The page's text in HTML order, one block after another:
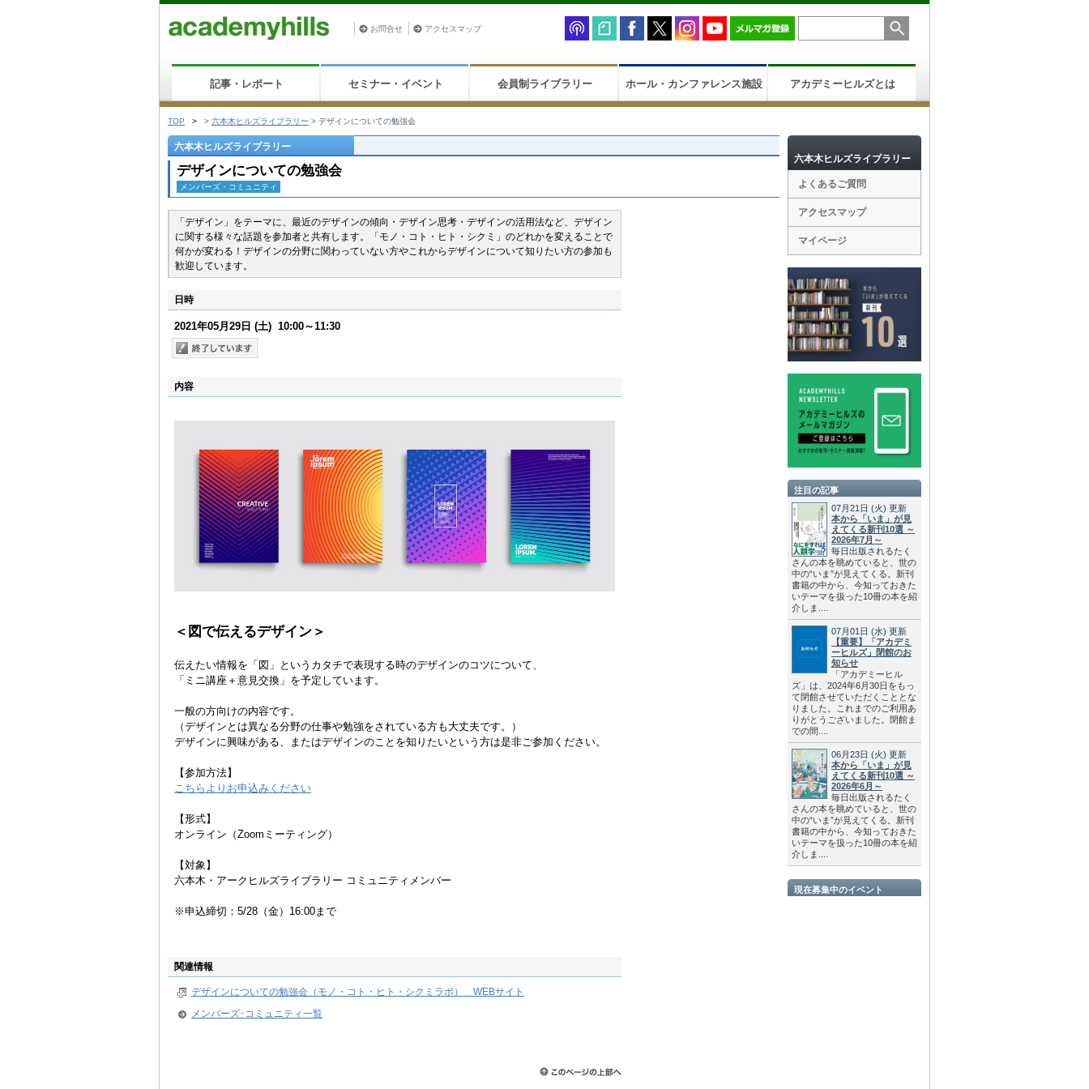
お問合せ アクセスマップ
記事・レポート セミナー・イベント 会員制ライブラリー ホール・カンファレンス施設 アカデミーヒルズとは
TOP > > 六本木ヒルズライブラリー > デザインについての勉強会
六本木ヒルズライブラリー
デザインについての勉強会
メンバーズ・コミュニティ
「デザイン」をテーマに、最近のデザインの傾向・デザイン思考・デザインの活用法など、デザイン
に関する様々な話題を参加者と共有します。「モノ・コト・ヒト・シクミ」のどれかを変えることで
何かが変わる！デザインの分野に関わっていない方やこれからデザインについて知りたい方の参加も
歓迎しています。
日時
2021年05月29日 (土) 10:00～11:30
内容
＜図で伝えるデザイン＞
伝えたい情報を「図」というカタチで表現する時のデザインのコツについて、
「ミニ講座＋意見交換」を予定しています。
一般の方向けの内容です。
（デザインとは異なる分野の仕事や勉強をされている方も大丈夫です。）
デザインに興味がある、またはデザインのことを知りたいという方は是非ご参加ください。
【参加方法】
こちらよりお申込みください
【形式】
オンライン（Zoomミーティング）
【対象】
六本木・アークヒルズライブラリー コミュニティメンバー
※申込締切：5/28（金）16:00まで
関連情報
デザインについての勉強会（モノ・コト・ヒト・シクミラボ） WEBサイト
メンバーズ･コミュニティ一覧
六本木ヒルズライブラリー
よくあるご質問
アクセスマップ
マイページ
注目の記事
07月21日 (火) 更新
本から「いま」が見
えてくる新刊10選 ～
2026年7月～
毎日出版されるたく
さんの本を眺めていると、世の
中の“いま”が見えてくる。新刊
書籍の中から、今知っておきた
いテーマを扱った10冊の本を紹
介しま....
07月01日 (水) 更新
【重要】「アカデミ
ーヒルズ」閉館のお
知らせ
「アカデミーヒル
ズ」は、2024年6月30日をもっ
て閉館させていただくこととな
りました。これまでのご利用あ
りがとうございました。閉館ま
での間....
06月23日 (火) 更新
本から「いま」が見
えてくる新刊10選 ～
2026年6月～
毎日出版されるたく
さんの本を眺めていると、世の
中の“いま”が見えてくる。新刊
書籍の中から、今知っておきた
いテーマを扱った10冊の本を紹
介しま....
現在募集中のイベント